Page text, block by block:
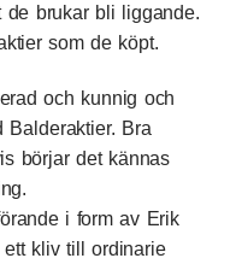
de brukar bli liggande.
som de köpt.
och kunnig och
Balderaktier. Bra
börjar det kännas
i form av Erik
kliv till ordinarie